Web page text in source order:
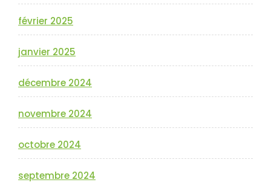
février 2025
janvier 2025
décembre 2024
novembre 2024
octobre 2024
septembre 2024